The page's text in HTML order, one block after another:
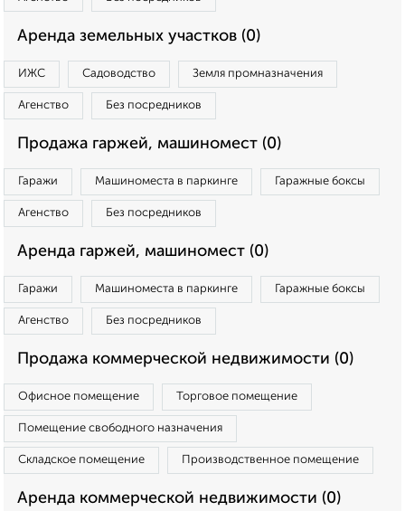
Аренда земельных участков (0)
ИЖС Садоводство Земля промназначения
Агенство Без посредников
Продажа гаржей, машиномест (0)
Гаражи Машиноместа в паркинге Гаражные боксы
Агенство Без посредников
Аренда гаржей, машиномест (0)
Гаражи Машиноместа в паркинге Гаражные боксы
Агенство Без посредников
Продажа коммерческой недвижимости (0)
Офисное помещение Торговое помещение
Помещение свободного назначения
Складское помещение Производственное помещение
Аренда коммерческой недвижимости (0)